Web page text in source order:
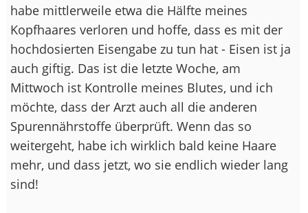
habe mittlerweile etwa die Hälfte meines
Kopfhaares verloren und hoffe, dass es mit der
hochdosierten Eisengabe zu tun hat - Eisen ist ja
auch giftig. Das ist die letzte Woche, am
Mittwoch ist Kontrolle meines Blutes, und ich
möchte, dass der Arzt auch all die anderen
Spurennährstoffe überprüft. Wenn das so
weitergeht, habe ich wirklich bald keine Haare
mehr, und dass jetzt, wo sie endlich wieder lang
sind!